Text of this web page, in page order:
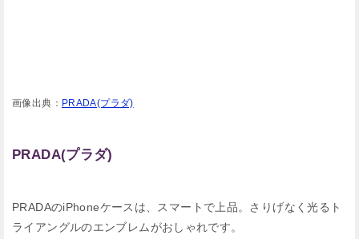
画像出典： PRADA(プラダ)
PRADA(プラダ)
PRADAのiPhoneケースは、スマートで上品。さりげなく光るト
ライアングルのエンブレムがおしゃれです。